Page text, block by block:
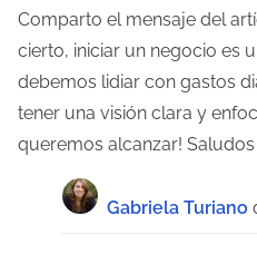
Comparto el mensaje del
cierto, iniciar un negocio es
debemos lidiar con gastos
tener una visión clara y
queremos alcanzar! Saludos
Gabriela Turiano